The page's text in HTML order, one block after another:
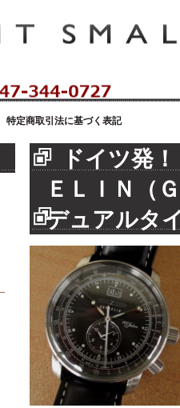
特定商取引法に基づく表記
ドイツ発
ＥＬＩＮ（
デュアルタ